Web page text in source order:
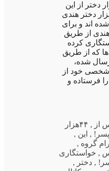
۴۴هزار دختر از این
عکس۴۴ هزار دختر هندی
اند و برای
هندی از طریق
کرده
که از طریق
شده،
شخصی خود از
فرستاده و
از ,
۴۴هزار
, این ,
گروه ,
, خواستگاری
, دختر ,